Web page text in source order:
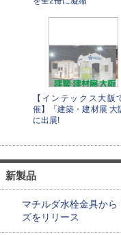
【インテックス大阪
催】「建築・建材展 大
に出展!
新製品
マチルダ水栓金具か
ズをリリース